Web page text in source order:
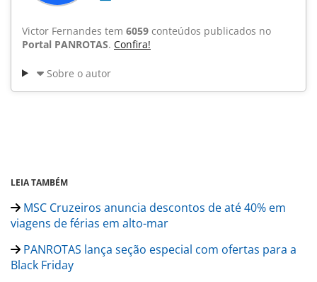
Victor Fernandes tem 6059 conteúdos publicados no
Portal PANROTAS. Confira!
Sobre o autor
LEIA TAMBÉM
MSC Cruzeiros anuncia descontos de até 40% em
viagens de férias em alto-mar
PANROTAS lança seção especial com ofertas para a
Black Friday